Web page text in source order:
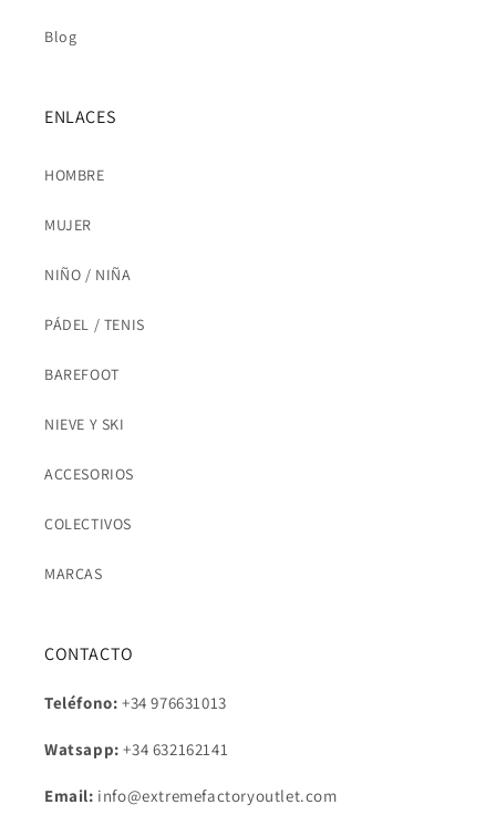
Blog
ENLACES
HOMBRE
MUJER
NIÑO / NIÑA
PÁDEL / TENIS
BAREFOOT
NIEVE Y SKI
ACCESORIOS
COLECTIVOS
MARCAS
CONTACTO
Teléfono: +34 976631013
Watsapp:+34 632162141
Email: info@extremefactoryoutlet.com